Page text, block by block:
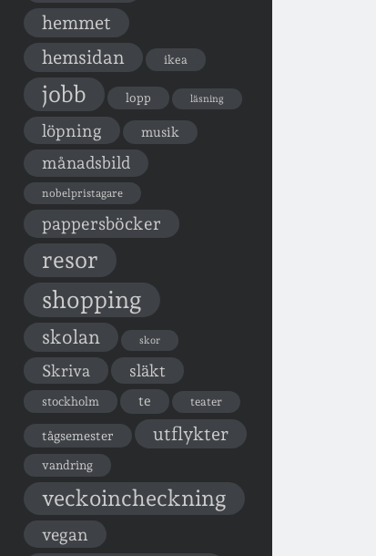
hemmet
hemsidan
ikea
jobb lopp läsning
löpning musik
månadsbild
nobelpristagare
pappersböcker
resor
shopping
skolan skor
Skriva släkt
stockholm te teater
tågsemester utflykter
vandring
veckoincheckning
vegan